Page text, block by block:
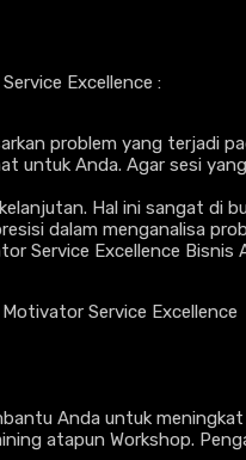
Excellence :
problem yang terjadi
untuk Anda. Agar sesi
Hal ini sangat di
dalam menganalisa
Service Excellence Bisnis
Service Excellence
Anda untuk
atapun Workshop.